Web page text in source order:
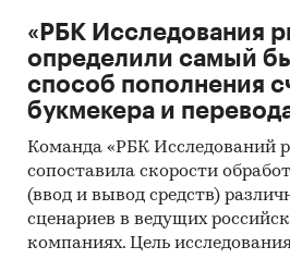
«РБК Исследования
определили самый
способ пополнения
букмекера и
Команда «РБК Исследований
сопоставила скорости
(ввод и вывод средств)
сценариев в ведущих
компаниях. Цель